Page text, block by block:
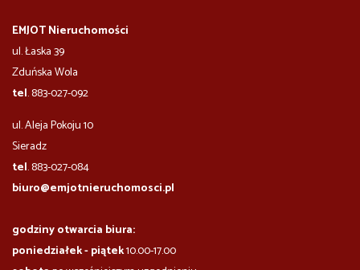
EMJOT Nieruchomości
ul. Łaska 39
Zduńska Wola
tel. 883-027-092
ul. Aleja Pokoju 10
​​​​​Sieradz
tel. 883-027-084
biuro@emjotnieruchomosci.pl
godziny otwarcia biura:
poniedziałek - piątek10.00-17.00